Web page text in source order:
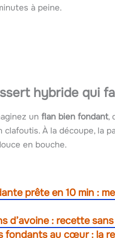
à peine.
hybride qui
un flan bien fondant,
clafoutis. À la découpe, la
en bouche.
prête en 10 min :
d’avoine : recette
fondants au cœur : la